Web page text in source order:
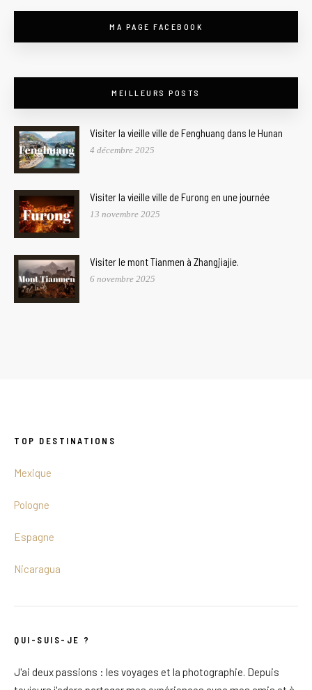
MA PAGE FACEBOOK
MEILLEURS POSTS
Visiter la vieille ville de Fenghuang dans le Hunan
4 décembre 2025
Visiter la vieille ville de Furong en une journée
13 novembre 2025
Visiter le mont Tianmen à Zhangjiajie.
6 novembre 2025
TOP DESTINATIONS
Mexique
Pologne
Espagne
Nicaragua
QUI-SUIS-JE ?
J'ai deux passions : les voyages et la photographie. Depuis